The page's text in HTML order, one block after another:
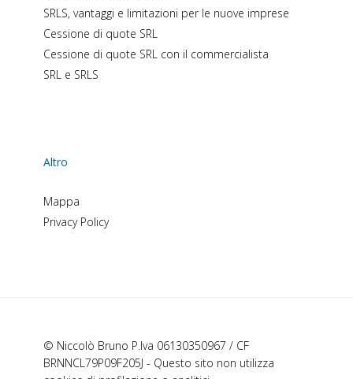
SRLS, vantaggi e limitazioni per le nuove imprese
Cessione di quote SRL
Cessione di quote SRL con il commercialista
SRL e SRLS
Altro
Mappa
Privacy Policy
© Niccolò Bruno P.Iva 06130350967 / CF
BRNNCL79P09F205J - Questo sito non utilizza